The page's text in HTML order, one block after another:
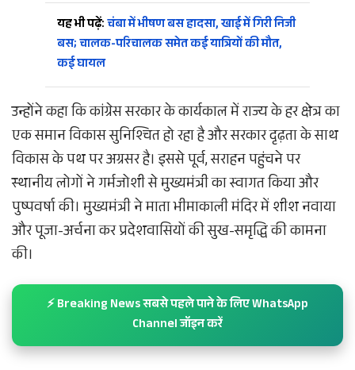
यह भी पढ़ें:चंबा में भीषण बस हादसा, खाई में गिरी निजी
बस; चालक-परिचालक समेत कई यात्रियों की मौत,
कई घायल
उन्होंने कहा कि कांग्रेस सरकार के कार्यकाल में राज्य के हर क्षेत्र का
एक समान विकास सुनिश्चित हो रहा है और सरकार दृढ़ता के साथ
विकास के पथ पर अग्रसर है। इससे पूर्व, सराहन पहुंचने पर
स्थानीय लोगों ने गर्मजोशी से मुख्यमंत्री का स्वागत किया और
पुष्पवर्षा की। मुख्यमंत्री ने माता भीमाकाली मंदिर में शीश नवाया
और पूजा-अर्चना कर प्रदेशवासियों की सुख-समृद्धि की कामना
की।
⚡ Breaking News सबसे पहले पाने के लिए WhatsApp
Channel जॉइन करें